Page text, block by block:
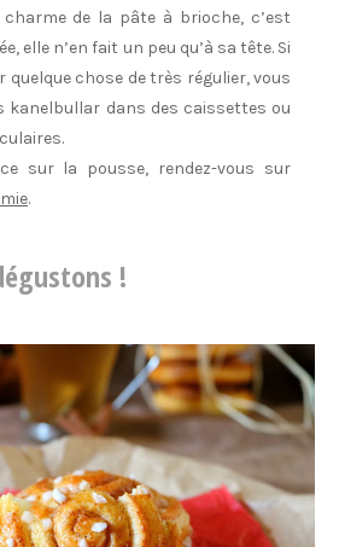
de la pâte à brioche, c’est
elle n’en fait un peu qu’à sa tête. Si
quelque chose de très régulier, vous
kanelbullar dans des caissettes ou
sur la pousse, rendez-vous sur
.
!